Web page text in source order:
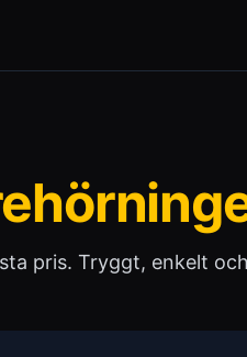
pris. Tryggt, enkelt